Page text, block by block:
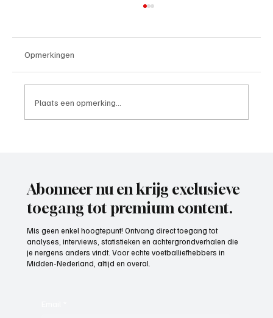
Opmerkingen
Plaats een opmerking...
Abonneer nu en krijg exclusieve
toegang tot premium content.
Mis geen enkel hoogtepunt! Ontvang direct toegang tot
analyses, interviews, statistieken en achtergrondverhalen die
je nergens anders vindt. Voor echte voetballiefhebbers in
Midden-Nederland, altijd en overal.